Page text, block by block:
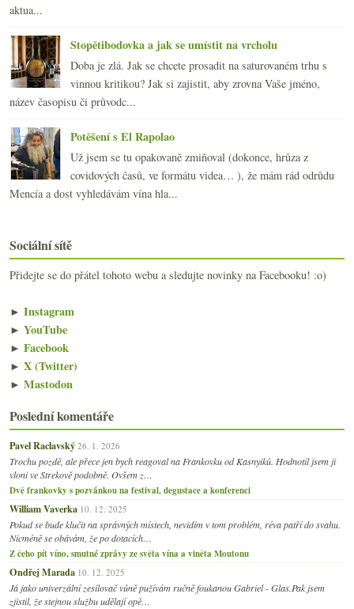
aktua...
Stopětibodovka a jak se umístit na vrcholu
Doba je zlá. Jak se chcete prosadit na saturovaném trhu s
vinnou kritikou? Jak si zajistit, aby zrovna Vaše jméno,
název časopisu či průvodc...
Potěšení s El Rapolao
Už jsem se tu opakovaně zmiňoval (dokonce, hrůza z
covidových časů, ve formátu videa… ), že mám rád odrůdu
Mencía a dost vyhledávám vína hla...
Sociální sítě
Přidejte se do přátel tohoto webu a sledujte novinky na Facebooku! :o)
► Instagram
► YouTube
► Facebook
► X (Twitter)
► Mastodon
Poslední komentáře
Pavel Raclavský 26. 1. 2026
Trochu pozdě, ale přece jen bych reagoval na Frankovku od Kasnyiků. Hodnotil jsem ji
vloni ve Strekově podobně. Ovšem z…
Dvě frankovky s pozvánkou na festival, degustace a konferenci
William Vaverka 10. 12. 2025
Pokud se bude klučit na správných místech, nevidím v tom problém, réva patří do svahu.
Nicméně se obávám, že po dotacích…
Z čeho pít víno, smutné zprávy ze světa vína a viněta Moutonu
Ondřej Marada 10. 12. 2025
Já jako univerzální zesilovač vůně pužívám ručně foukanou Gabriel - Glas.Pak jsem
zjistil, že stejnou službu udělají opě…